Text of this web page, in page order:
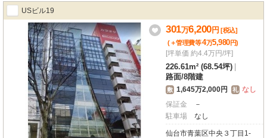
連の事業所としてもおすすめです。エレベーターや男女別トイレ、光ファイバ
ーも整い、24時間ご利用いただけるのも嬉しいポイントですね。事務所以外の
業種もご相談いただけますので、ぜひ新しいビジネスの拠点として、この素晴
らしい空間をご検討ください。お問い合わせを心よりお待ちしております。
USビル19
301万6,200円 [税込]
(＋管理費等4万5,980円)
[坪単価 約4.4万円/坪]
226.61m² (68.54坪)
路面/8階建
敷 1,645万2,000円 礼 なし
保証金
－
駐車場
なし
仙台市青葉区中央３丁目1-